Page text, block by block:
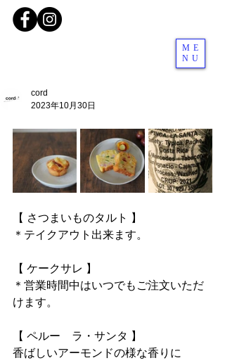
ME
NU
cord
2023年10月30日
【 さつまいものタルト 】
＊テイクアウト出来ます。
【 ケークサレ 】
＊営業時間中はいつでもご注文いただ
けます。
【 ペルー　ラ・サンタ 】
香ばしいアーモンドの様な香りに